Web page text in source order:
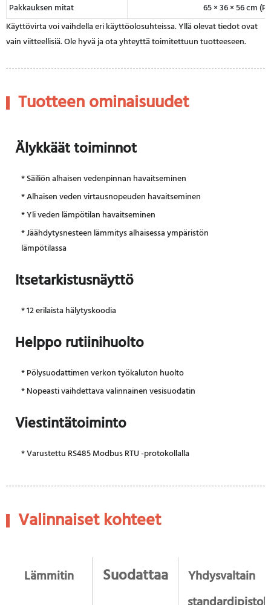
Pakkauksen mitat
65 × 36 × 56 cm (P
Käyttövirta voi vaihdella eri käyttöolosuhteissa. Yllä olevat tiedot ovat
vain viitteellisiä. Ole hyvä ja ota yhteyttä toimitettuun tuotteeseen.
Tuotteen ominaisuudet
Älykkäät toiminnot
* Säiliön alhaisen vedenpinnan havaitseminen
* Alhaisen veden virtausnopeuden havaitseminen
* Yli veden lämpötilan havaitseminen
* Jäähdytysnesteen lämmitys alhaisessa ympäristön
lämpötilassa
Itsetarkistusnäyttö
* 12 erilaista hälytyskoodia
Helppo rutiinihuolto
* Pölysuodattimen verkon työkaluton huolto
* Nopeasti vaihdettava valinnainen vesisuodatin
Viestintätoiminto
* Varustettu RS485 Modbus RTU -protokollalla
Valinnaiset kohteet
Lämmitin Suodattaa
Yhdysvaltain